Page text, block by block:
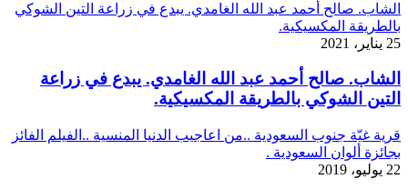
الشاب. صالح أحمد عبد الله الغامدي. يبدع في زراعة التين الشوكي
بالطريقة المكسيكية.
25 يناير، 2021
الشاب. صالح أحمد عبد الله الغامدي. يبدع في زراعة
التين الشوكي بالطريقة المكسيكية.
قرية غيّة جنوب السعودية ..من اعاجيب الدنيا المنسية ..الفيلم الفائز
بجائزة ألوان السعودية .
22 يوليو، 2019